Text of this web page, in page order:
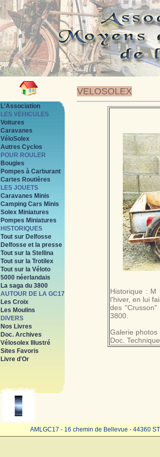
VELOSOLEX
L'Association
LES VEHICULES
Voitures
Caravanes
VéloSolex
Autres Cyclos
POUR ROULER
Bougies
Pompes à Carburant
Cartes Routières
LES JOUETS
Caravanes Minis
Camping Cars Minis
Solex Miniatures
Pompes Miniatures
HISTORIQUES
Tout sur Delfosse
Delfosse et la presse
Tout sur la Stellina
Tout sur la Trotilex
Tout sur la Véloto
5000 néerlandais
La saga du 3800
AUTOUR DE LA GC17
Les Croix
Les Moulins
DIVERS
Nos Livres
Doc. Archives
Vélosolex Illustré
Sites Favoris
Livre d'Or
Historique : M
l'hiver, en lui
des
3800.
Galerie photos
Doc.
AMLGC17 - 16 chemin de Bellevue - 44360